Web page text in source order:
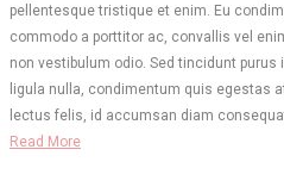
pellentesque tristique et enim. Eu
commodo a porttitor ac, convallis vel
non vestibulum odio. Sed tincidunt
ligula nulla, condimentum quis egestas
lectus felis, id accumsan diam
Read More